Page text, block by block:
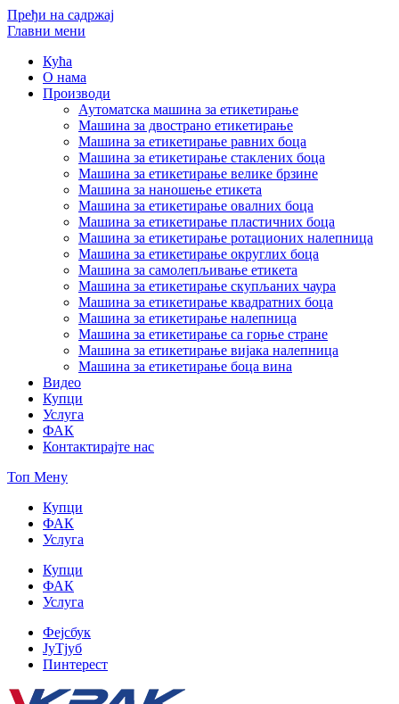
Пређи на садржај
Главни мени
Кућа
О нама
Производи
Аутоматска машина за етикетирање
Машина за двострано етикетирање
Машина за етикетирање равних боца
Машина за етикетирање стаклених боца
Машина за етикетирање велике брзине
Машина за наношење етикета
Машина за етикетирање овалних боца
Машина за етикетирање пластичних боца
Машина за етикетирање ротационих налепница
Машина за етикетирање округлих боца
Машина за самолепљивање етикета
Машина за етикетирање скупљаних чаура
Машина за етикетирање квадратних боца
Машина за етикетирање налепница
Машина за етикетирање са горње стране
Машина за етикетирање вијака налепница
Машина за етикетирање боца вина
Видео
Купци
Услуга
ФАК
Контактирајте нас
Топ Мену
Купци
ФАК
Услуга
Купци
ФАК
Услуга
Фејсбук
ЈуТјуб
Пинтерест